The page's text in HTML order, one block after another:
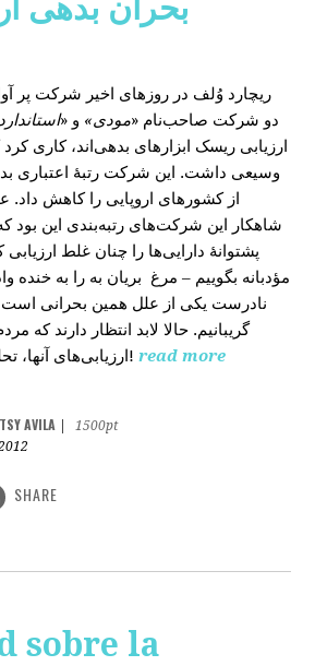
بحران بدهی
ریچارد وُلف در روزهای اخیر شرکت پر
دو شرکت صاحب‌نام «مودی» و «
ارزیابی ریسک ابزارهای بدهی‌اند، کاری
وسیعی داشت. این شرکت رتبۀ اعتباری
از کشورهای اروپایی را کاهش
شاهکار این شرکت‌های رتبه‌بندی این بود
پشتوانۀ دارایی‌‌ها را چنان غلط
مؤدبانه بگوییم – مرغ بریان به را به خنده
نادرست یکی از علل همین بحرانی است
گریبانیم. حالا لابد انتظار دارند که
ارزیابی‌های آنها، تحلیل‌‌شان را جدی بگیرند! read more
AVILA
1500pt
SHARE
sobre la